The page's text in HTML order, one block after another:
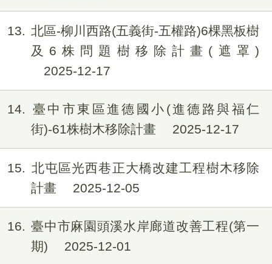
13
北區-柳川西路(五義街-五權路)6棵黑板樹
及6株問題樹移除計畫(遮罩)
2025-12-17
14
臺中市東區進德國小(進德路與福仁
街)-61株樹木移除計畫
2025-12-17
15
北屯區光西巷正大橋改建工程樹木移除
計畫
2025-12-05
16
臺中市麻園頭溪水岸廊道改善工程(第一
期)
2025-12-01